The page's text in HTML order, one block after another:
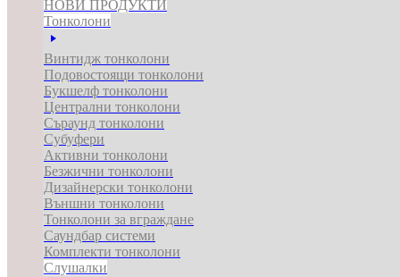
НОВИ ПРОДУКТИ
Тонколони
Винтидж тонколони
Подовостоящи тонколони
Букшелф тонколони
Централни тонколони
Съраунд тонколони
Субуфери
Активни тонколони
Безжични тонколони
Дизайнерски тонколони
Външни тонколони
Тонколони за вграждане
Саундбар системи
Комплекти тонколони
Слушалки